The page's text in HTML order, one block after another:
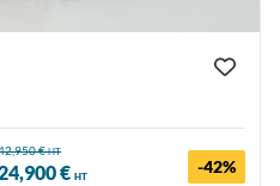
€HT
€ HT -42%